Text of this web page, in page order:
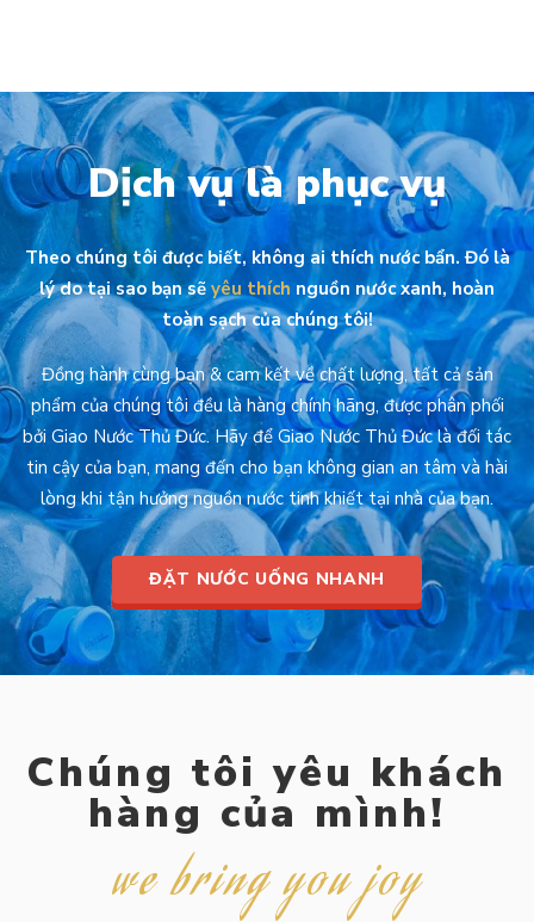
Dịch vụ là phục vụ
Theo chúng tôi được biết, không ai thích nước bẩn. Đó là
lý do tại sao bạn sẽ yêu thích nguồn nước xanh, hoàn
toàn sạch của chúng tôi!
Đồng hành cùng bạn & cam kết về chất lượng, tất cả sản
phẩm của chúng tôi đều là hàng chính hãng, được phân phối
bởi Giao Nước Thủ Đức. Hãy để Giao Nước Thủ Đức là đối tác
tin cậy của bạn, mang đến cho bạn không gian an tâm và hài
lòng khi tận hưởng nguồn nước tinh khiết tại nhà của bạn.
ĐẶT NƯỚC UỐNG NHANH
Chúng tôi yêu khách
hàng của mình!
we bring you joy